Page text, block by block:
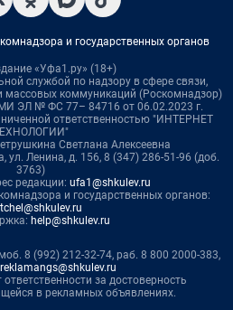
и государственных органов
«Уфа1.ру» (18+)
службой по надзору в сфере связи,
массовых коммуникаций (Роскомнадзор)
ЭЛ № ФС 77– 84716 от 06.02.2023 г.
ответственностью "ИНТЕРНЕТ
Светлана Алексеевна
ул. Ленина, д. 156, 8 (347) 286-51-96 (доб.
3763)
редакции: ufa1@shkulev.ru
и государственных органов:
help@shkulev.ru
8 (992) 212-32-74, раб. 8 800 2000-383,
reklamangs@shkulev.ru
за достоверность
в рекламных объявлениях.